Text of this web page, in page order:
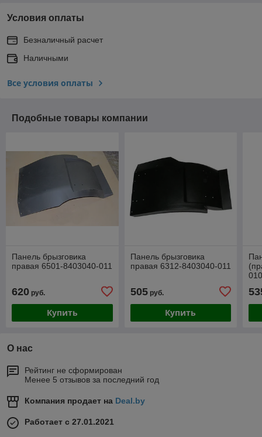
Условия оплаты
Безналичный расчет
Наличными
Все условия оплаты
Подобные товары компании
Панель брызговика
правая 6501-8403040-011
620 руб.
Купить
Панель брызговика
правая 6312-8403040-011
505руб.
Купить
О нас
Рейтинг не сформирован
Менее 5 отзывов за последний год
Компания продает на Deal.by
Работает с 27.01.2021